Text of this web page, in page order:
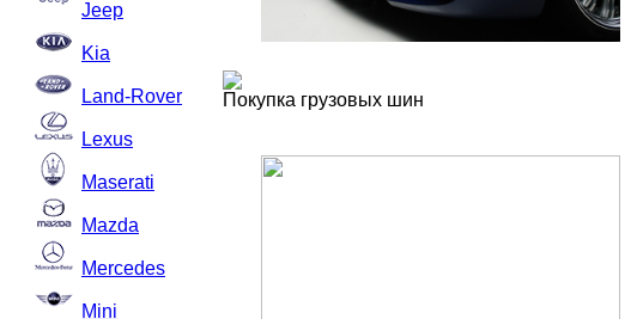
Jeep
Kia
Land-Rover
Lexus
Maserati
Mazda
Mercedes
Mini
Покупка грузовых шин